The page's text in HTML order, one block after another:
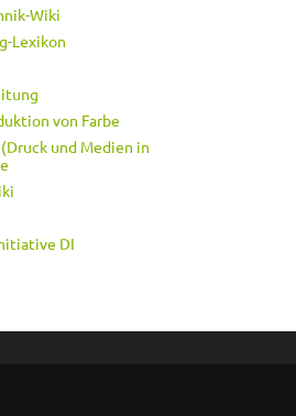
Wiki
Lexikon
von Farbe
und Medien in
DI